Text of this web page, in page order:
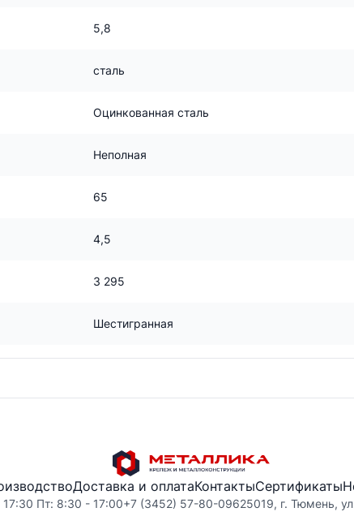
5,8
сталь
Оцинкованная сталь
Неполная
65
4,5
3 295
Шестигранная
Доставка и оплатаКонтактыСертификаты
Пт: 8:30 - 17:00+7 (3452) 57-80-09625019, г. Тюмень,